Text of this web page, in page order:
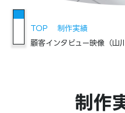
TOP
制作実績
顧客インタビュー映像（山
制作